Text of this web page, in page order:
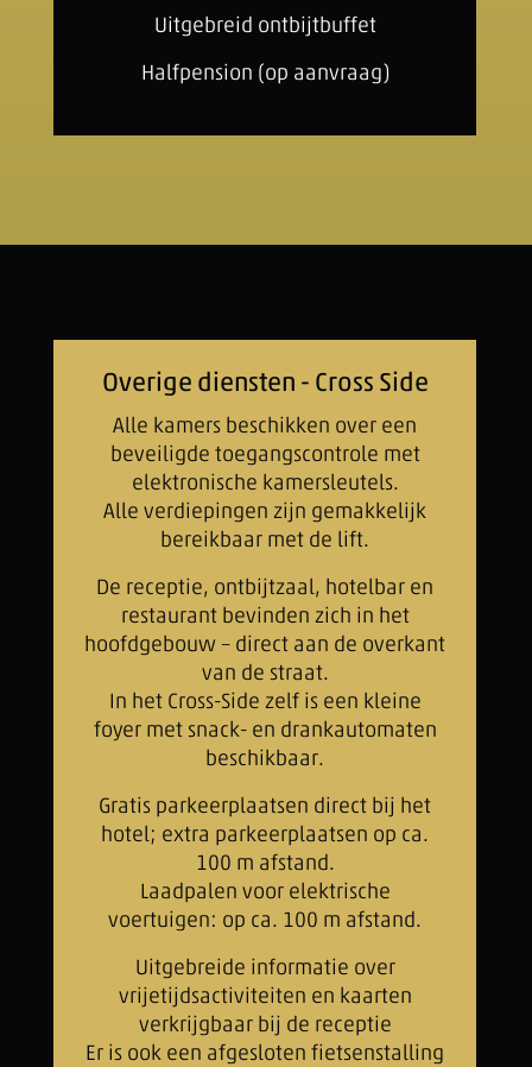
Uitgebreid ontbijtbuffet
Halfpension (op aanvraag)
Overige diensten - Cross Side
Alle kamers beschikken over een
beveiligde toegangscontrole met
elektronische kamersleutels.
Alle verdiepingen zijn gemakkelijk
bereikbaar met de lift.
De receptie, ontbijtzaal, hotelbar en
restaurant bevinden zich in het
hoofdgebouw – direct aan de overkant
van de straat.
In het Cross-Side zelf is een kleine
foyer met snack- en drankautomaten
beschikbaar.
Gratis parkeerplaatsen direct bij het
hotel; extra parkeerplaatsen op ca.
100 m afstand.
Laadpalen voor elektrische
voertuigen: op ca. 100 m afstand.
Uitgebreide informatie over
vrijetijdsactiviteiten en kaarten
verkrijgbaar bij de receptie
Er is ook een afgesloten fietsenstalling